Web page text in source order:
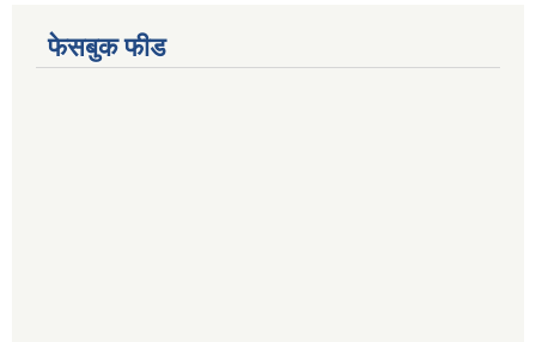
फेसबुक फीड